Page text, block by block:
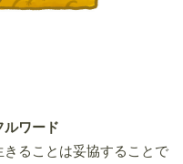
ルワード
ることは妥協することで